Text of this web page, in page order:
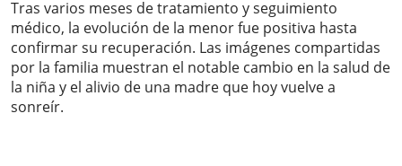
Tras varios meses de tratamiento y seguimiento
médico, la evolución de la menor fue positiva hasta
confirmar su recuperación. Las imágenes compartidas
por la familia muestran el notable cambio en la salud de
la niña y el alivio de una madre que hoy vuelve a
sonreír.